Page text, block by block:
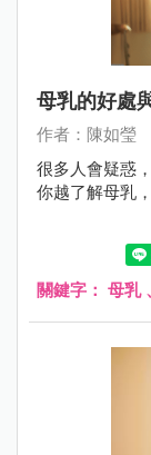
母乳的好處
作者：陳如瑩
很多人會疑惑
你越了解母乳
關鍵字： 母乳